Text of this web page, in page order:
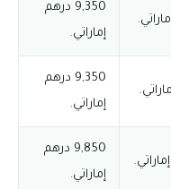
9,350 درهم
إماراتي.
9,350 درهم
إماراتي.
9,850 درهم
إماراتي.